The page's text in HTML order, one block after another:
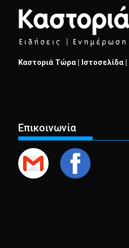
Καστοριά Τώρα | Ιστοσελίδα |
Επικοινωνία